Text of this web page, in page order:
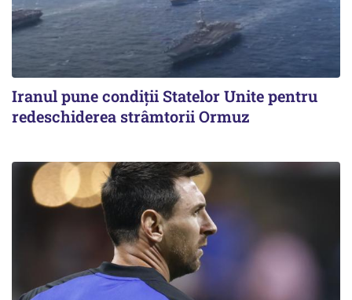
Iranul pune condiții Statelor Unite pentru
redeschiderea strâmtorii Ormuz